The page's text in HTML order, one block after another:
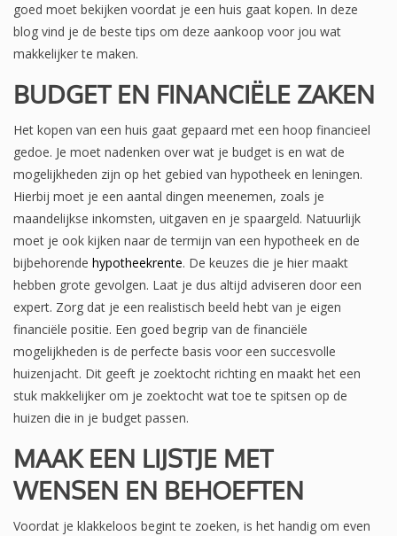
goed moet bekijken voordat je een huis gaat kopen. In deze
blog vind je de beste tips om deze aankoop voor jou wat
makkelijker te maken.
BUDGET EN FINANCIËLE ZAKEN
Het kopen van een huis gaat gepaard met een hoop financieel
gedoe. Je moet nadenken over wat je budget is en wat de
mogelijkheden zijn op het gebied van hypotheek en leningen.
Hierbij moet je een aantal dingen meenemen, zoals je
maandelijkse inkomsten, uitgaven en je spaargeld. Natuurlijk
moet je ook kijken naar de termijn van een hypotheek en de
bijbehorende hypotheekrente. De keuzes die je hier maakt
hebben grote gevolgen. Laat je dus altijd adviseren door een
expert. Zorg dat je een realistisch beeld hebt van je eigen
financiële positie. Een goed begrip van de financiële
mogelijkheden is de perfecte basis voor een succesvolle
huizenjacht. Dit geeft je zoektocht richting en maakt het een
stuk makkelijker om je zoektocht wat toe te spitsen op de
huizen die in je budget passen.
MAAK EEN LIJSTJE MET
WENSEN EN BEHOEFTEN
Voordat je klakkeloos begint te zoeken, is het handig om even